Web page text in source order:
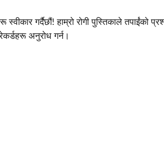
स्वीकार गर्दैछौं! हाम्रो रोगी पुस्तिकाले
अनुरोध गर्न।